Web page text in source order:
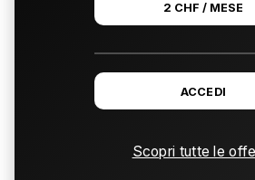
2 CHF / MESE
ACCEDI
Scopri tutte le